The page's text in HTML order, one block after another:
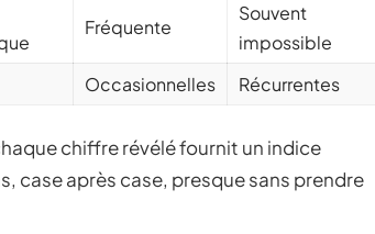
Fréquente
Souvent
impossible
Occasionnelles Récurrentes
chiffre révélé fournit un indice
case après case, presque sans prendre